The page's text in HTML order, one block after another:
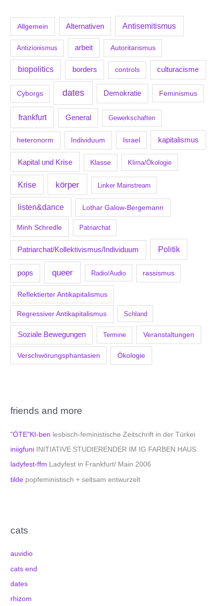
Allgemein Alternativen Antisemitismus
Antizionismus arbeit Autoritarismus
biopolitics borders controls culturacisme
Cyborgs dates Demokratie Feminismus
frankfurt General Gewerkschaften
heteronorm Individuum Israel kapitalismus
Kapital und Krise Klasse Klima/Ökologie
Krise körper Linker Mainstream
listen&dance Lothar Galow-Bergemann
Minh Schredle Patriarchat
Patriarchat/Kollektivismus/Individuum Politik
pops queer Radio/Audio rassismus
Reflektierter Antikapitalismus
Regressiver Antikapitalismus Schland
Soziale Bewegungen Termine Veranstaltungen
Verschwörungsphantasien Ökologie
friends and more
"ÖTE"KI-ben lesbisch-feministische Zeitschrift in der Türkei
iniigfuni INITIATIVE STUDIERENDER IM IG FARBEN HAUS
ladyfest-ffm Ladyfest in Frankfurt/ Main 2006
tilde popfeministisch + seltsam entwurzelt
cats
auvidio
cats end
dates
rhizom